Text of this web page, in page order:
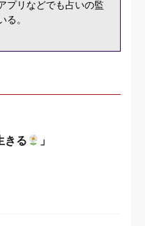
プリなどでも占いの監
る。
きる 」